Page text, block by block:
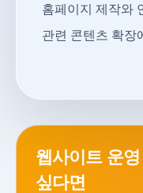
홈페이지 제작와
관련 콘텐츠 확장
웹사이트 운
싶다면